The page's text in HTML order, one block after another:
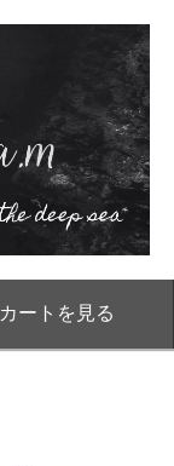
カートを見る